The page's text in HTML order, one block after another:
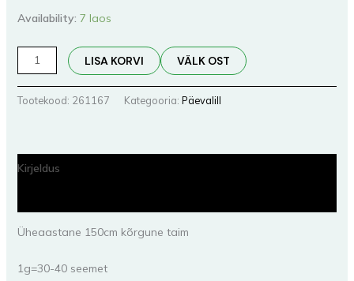
Availability: 7 laos
LISA KORVI VÄLK OST
Tootekood: 261167 Kategooria: Päevalill
Kirjeldus
Üheaastane 150cm kõrgune taim
1g=30-40 seemet